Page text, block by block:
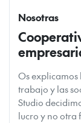
Nosotras
Os explicamos
trabajo y las
Studio
lucro y no otra